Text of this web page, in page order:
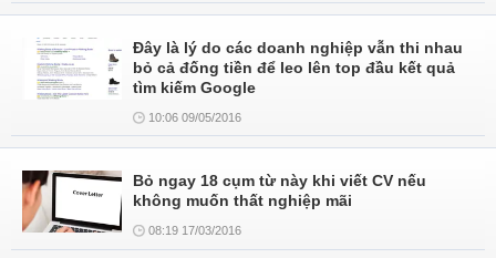
Đây là lý do các doanh nghiệp vẫn thi nhau
bỏ cả đống tiền để leo lên top đầu kết quả
tìm kiếm Google
10:06 09/05/2016
Bỏ ngay 18 cụm từ này khi viết CV nếu
không muốn thất nghiệp mãi
08:19 17/03/2016